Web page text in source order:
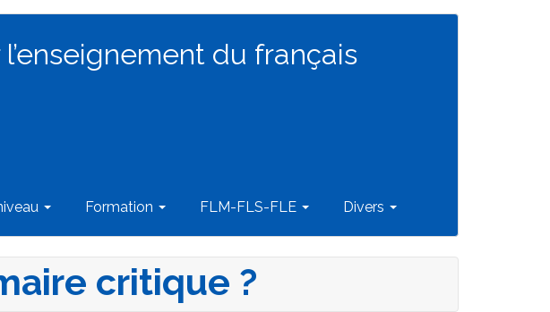
du français
Formation FLM-FLS-FLE Divers
critique ?